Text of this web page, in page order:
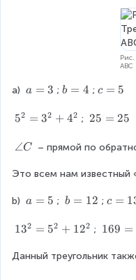
B
1
_
\
i
h
a
A
Рис.
ABC
a) a
3
a = 3 ; b
4
b = 4 ; c
5
c = 5
5
2
3
2
4
2
52 = 32 + 42 ; 2
=
5
25 = 25
\
n
l
C
∠C – прямой по
Это всем нам известный
b) a
5
a = 5 ; b
1
b = 12 ; c
1
c =
1
^
132 = 52 + 122 ; 1
9
169 =
Данный треугольник